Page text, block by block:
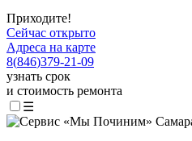
Приходите!
Сейчас открыто
Адреса на карте
8(846)379-21-09
узнать срок
и стоимость ремонта
☰